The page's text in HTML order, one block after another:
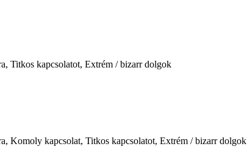
Titkos kapcsolatot, Extrém / bizarr dolgok
Komoly kapcsolat, Titkos kapcsolatot, Extrém / bizarr dolgok